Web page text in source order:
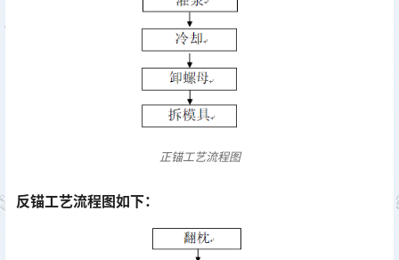
正锚工艺流程图
反锚工艺流程图如下：